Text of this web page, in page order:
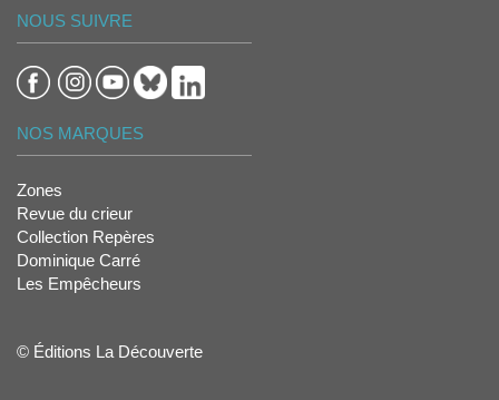
NOUS SUIVRE
NOS MARQUES
Zones
Revue du crieur
Collection Repères
Dominique Carré
Les Empêcheurs
© Éditions La Découverte